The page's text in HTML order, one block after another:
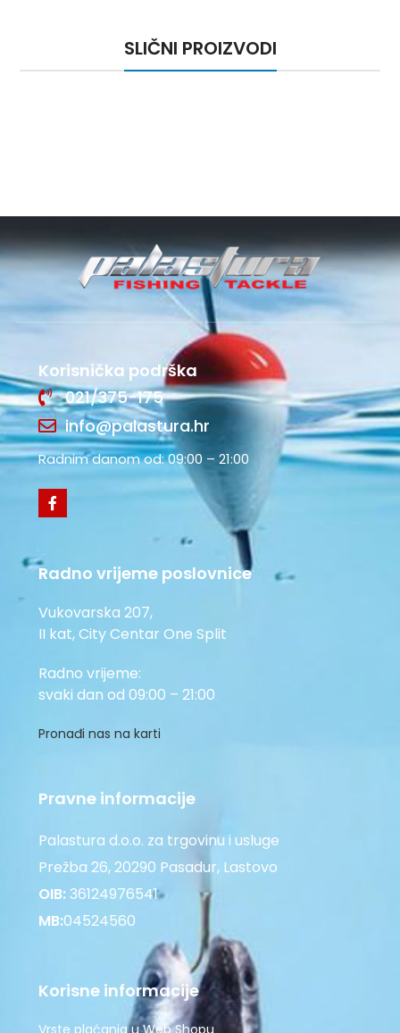
SLIČNI PROIZVODI
Korisnička podrška
021/375-175
info@palastura.hr
Radnim danom od: 09:00 – 21:00
Radno vrijeme poslovnice
Vukovarska 207,
II kat, City Centar One Split
Radno vrijeme:
svaki dan od 09:00 – 21:00
Pronađi nas na karti
Pravne informacije
Palastura d.o.o. za trgovinu i usluge
Prežba 26, 20290 Pasadur, Lastovo
OIB:36124976541
MB:04524560
Korisne informacije
Vrste plaćanja u Web Shopu